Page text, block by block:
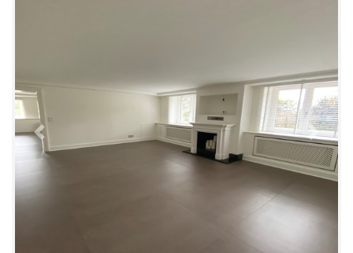
Previous Next